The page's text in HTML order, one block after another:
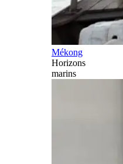
Mékong
Horizons
marins